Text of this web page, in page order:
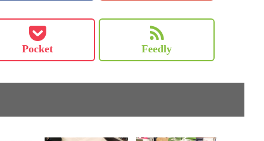
Pocket Feedly